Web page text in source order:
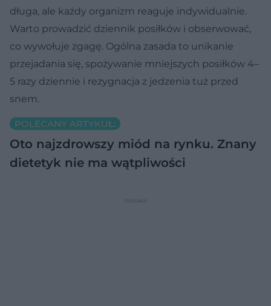
długa, ale każdy organizm reaguje indywidualnie.
Warto prowadzić dziennik posiłków i obserwować,
co wywołuje zgagę. Ogólna zasada to unikanie
przejadania się, spożywanie mniejszych posiłków 4–
5 razy dziennie i rezygnacja z jedzenia tuż przed
snem.
POLECANY ARTYKUŁ:
Oto najzdrowszy miód na rynku. Znany
dietetyk nie ma wątpliwości